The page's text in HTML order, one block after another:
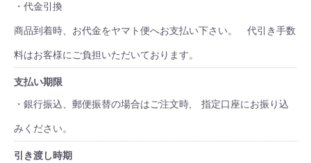
・代金引換
商品到着時、お代金をヤマト便へお支払い下さい。 代引き手数
料はお客様にご負担いただいております。
支払い期限
・銀行振込、郵便振替の場合はご注文時, 指定口座にお振り込
みください。
引き渡し時期